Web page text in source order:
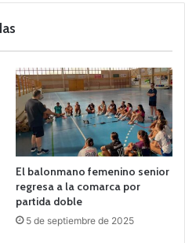
El balonmano femenino senior
regresa a la comarca por
partida doble
5 de septiembre de 2025